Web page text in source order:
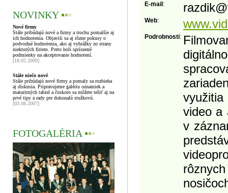
NOVINKY ▪▪▪
Nové firmy
Stále pribúdajú nové a firmy a trochu pomalšie aj
ich hodnotenia. Objavili sa aj rôzne pokusy o
podvodné hodnotenia, ako aj vyhrážky zo strany
niektorých firiem. Preto boli sprísnené
podmienky na akceptovanie hodnotení.
[18.05.2009]
Stále niečo nové
Stále pribúdajú nové firmy a pomaly sa rozbieha
aj diskusia. Pripravujeme galériu oznamiek a
maturitných tabiel a čoskoro sa môžete tešiť aj na
prvé tipy a rady pre dokonalú stužkovú.
[03.08.2007]
FOTOGALÉRIA ▪▪▪
E-mail : razdik@
Web:
Podrobnosti:
video a
v